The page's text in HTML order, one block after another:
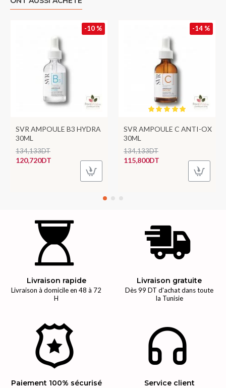
-10 %
SVR AMPOULE B3 HYDRA
30ML
120,720DT
134,133DT
-14 %
SVR AMPOULE C ANTI-OX
30ML
115,800DT
134,133DT
Livraison rapide
Livraison à domicile en 48 à 72
H
Livraison gratuite
Dès 99 DT d'achat dans toute
la Tunisie
Paiement 100% sécurisé Service client